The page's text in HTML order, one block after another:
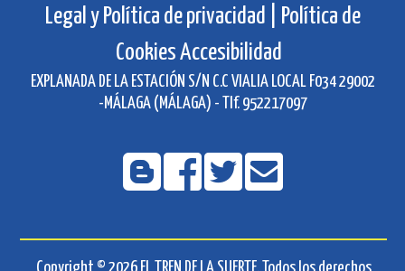
Legal y Política de privacidad |
Política de
CookiesAccesibilidad
EXPLANADA DE LA ESTACIÓN S/N C.C VIALIA LOCAL F034 29002
-MÁLAGA (MÁLAGA) - Tlf. 952217097
Copyright © 2026 EL TREN DE LA SUERTE. Todos los derechos